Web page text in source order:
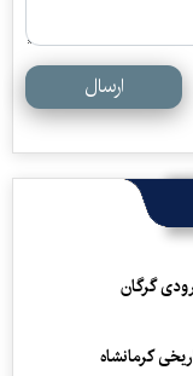
ارسال
گرگان
کرمانشاه